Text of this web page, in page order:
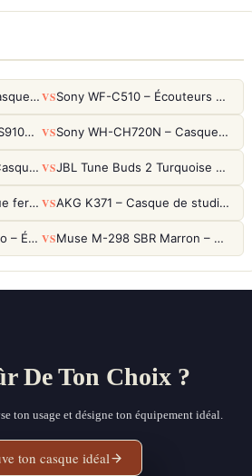
Sony WH-CH720N – Casque ANC 35h, Ultra-léger (192g) avec Processeur V1 VS Sony WF-C510 – Écouteurs True Wireless compacts, autonomie 22h et multipoint
Sony LinkBuds Fit WFLS910NW Blanc – Écouteurs Sport Ailes ANC VS Sony WH-CH720N – Casque ANC 35h, Ultra-léger (192g) avec Processeur V1
POGS The Elephant – Casque Filaire Enfants 85dB POGS-Safe™ (Éco-Responsable) VS JBL Tune Buds 2 Turquoise – Écouteurs True Wireless avec ANC et autonomie 48h
AKG K271 MKII – Casque fermé studio fiable pour une écoute neutre VS AKG K371 – Casque de studio fermé 50mm titane, réponse 5Hz-50kHz
Xiaomi OpenWear Stereo – Écouteurs Open-Ear Hi-Res avec réduction de fuite sonore VS Muse M-298 SBR Marron – Casque Bluetooth ANC avec 66h d'autonomie
De Ton Choix ?
ton usage et désigne ton équipement idéal.
ton casque idéal